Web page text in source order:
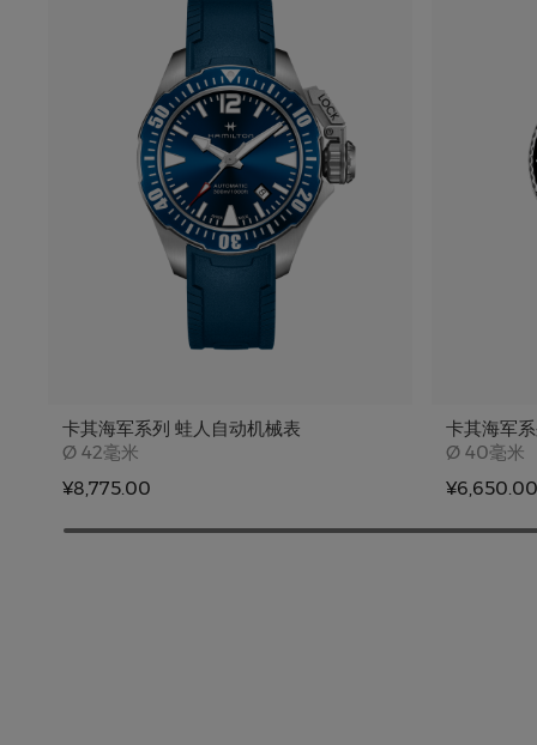
卡其海军系列 蛙人自动机械表
Ø Case size
42毫米
¥8,775.00
卡其海军
Ø Case
40毫米
¥6,650.00